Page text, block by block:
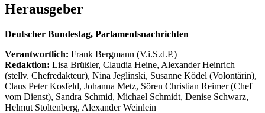
Herausgeber
Deutscher Bundestag, Parlamentsnachrichten
Verantwortlich: Frank Bergmann (V.i.S.d.P.)
Redaktion: Lisa Brüßler, Claudia Heine, Alexander Heinrich
(stellv. Chefredakteur), Nina Jeglinski, Susanne Ködel (Volontärin),
Claus Peter Kosfeld, Johanna Metz, Sören Christian Reimer (Chef
vom Dienst), Sandra Schmid, Michael Schmidt, Denise Schwarz,
Helmut Stoltenberg, Alexander Weinlein